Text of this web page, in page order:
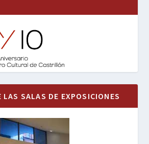
LAS SALAS DE EXPOSICIONES